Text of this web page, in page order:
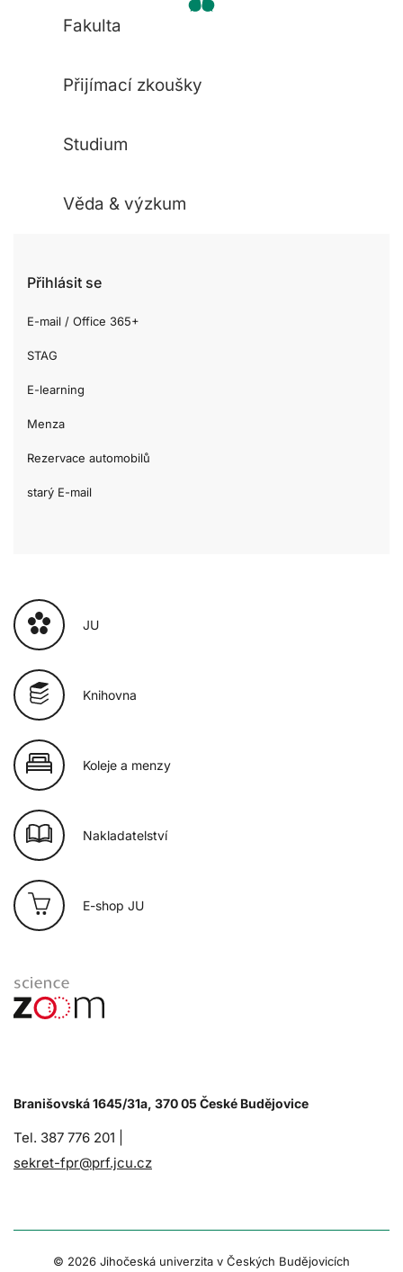
Fakulta
Přijímací zkoušky
Studium
Věda & výzkum
Přihlásit se
E-mail / Office 365+
STAG
E-learning
Menza
Rezervace automobilů
starý E-mail
JU
Knihovna
Koleje a menzy
Nakladatelství
E-shop JU
Branišovská 1645/31a, 370 05 České Budějovice
Tel. 387 776 201 |
sekret-fpr@prf.jcu.cz
© 2026 Jihočeská univerzita v Českých Budějovicích